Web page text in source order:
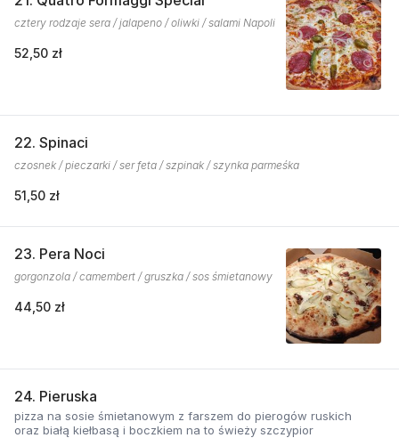
cztery rodzaje sera / jalapeno / oliwki / salami Napoli
52,50 zł
22. Spinaci
czosnek / pieczarki / ser feta / szpinak / szynka parmeśka
51,50 zł
23. Pera Noci
gorgonzola / camembert / gruszka / sos śmietanowy
44,50 zł
24. Pieruska
pizza na sosie śmietanowym z farszem do pierogów ruskich
oraz białą kiełbasą i boczkiem na to świeży szczypior